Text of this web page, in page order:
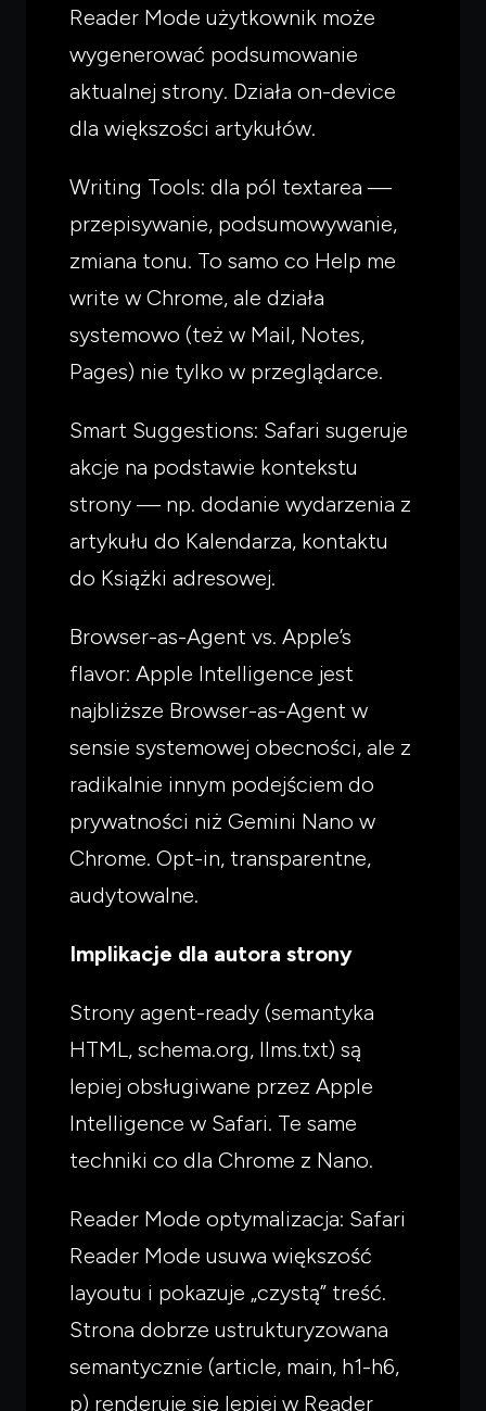
Reader Mode użytkownik może
wygenerować podsumowanie
aktualnej strony. Działa on-device
dla większości artykułów.
Writing Tools: dla pól textarea —
przepisywanie, podsumowywanie,
zmiana tonu. To samo co Help me
write w Chrome, ale działa
systemowo (też w Mail, Notes,
Pages) nie tylko w przeglądarce.
Smart Suggestions: Safari sugeruje
akcje na podstawie kontekstu
strony — np. dodanie wydarzenia z
artykułu do Kalendarza, kontaktu
do Książki adresowej.
Browser-as-Agent vs. Apple’s
flavor: Apple Intelligence jest
najbliższe Browser-as-Agent w
sensie systemowej obecności, ale z
radikalnie innym podejściem do
prywatności niż Gemini Nano w
Chrome. Opt-in, transparentne,
audytowalne.
Implikacje dla autora strony
Strony agent-ready (semantyka
HTML, schema.org, llms.txt) są
lepiej obsługiwane przez Apple
Intelligence w Safari. Te same
techniki co dla Chrome z Nano.
Reader Mode optymalizacja: Safari
Reader Mode usuwa większość
layoutu i pokazuje „czystą” treść.
Strona dobrze ustrukturyzowana
semantycznie (article, main, h1-h6,
p) renderuje się lepiej w Reader